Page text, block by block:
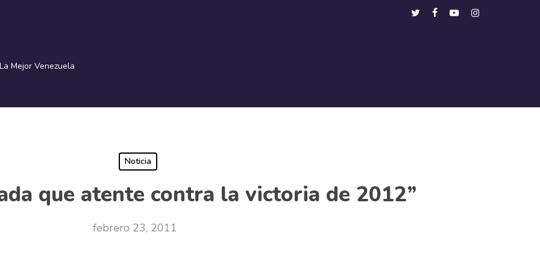
twitterfacebookyoutubeinstagram
La Mejor Venezuela
Noticia
que atente contra la victoria de 2012”
febrero 23, 2011